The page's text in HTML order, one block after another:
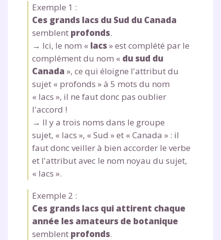
Exemple 1 :
Ces grands lacs du Sud du Canada
semblent profonds.
→ Ici, le nom « lacs» est complété par le
complément du nom « du sud du
Canada », ce qui éloigne l'attribut du
sujet « profonds » à 5 mots du nom
« lacs », il ne faut donc pas oublier
l'accord !
→ Il y a trois noms dans le groupe
sujet, « lacs », « Sud » et « Canada » : il
faut donc veiller à bien accorder le verbe
et l'attribut avec le nom noyau du sujet,
« lacs ».
Exemple 2 :
Ces grands lacs qui attirent chaque
année les amateurs de botanique
semblent profonds.
Envie de progresser
et de réussir votre
année scolaire ?
Testez gratuitement
pendant 24h notre
plateforme de soutien